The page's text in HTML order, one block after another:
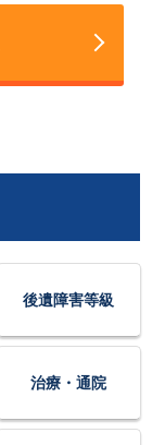
後遺障害等級
治療・通院